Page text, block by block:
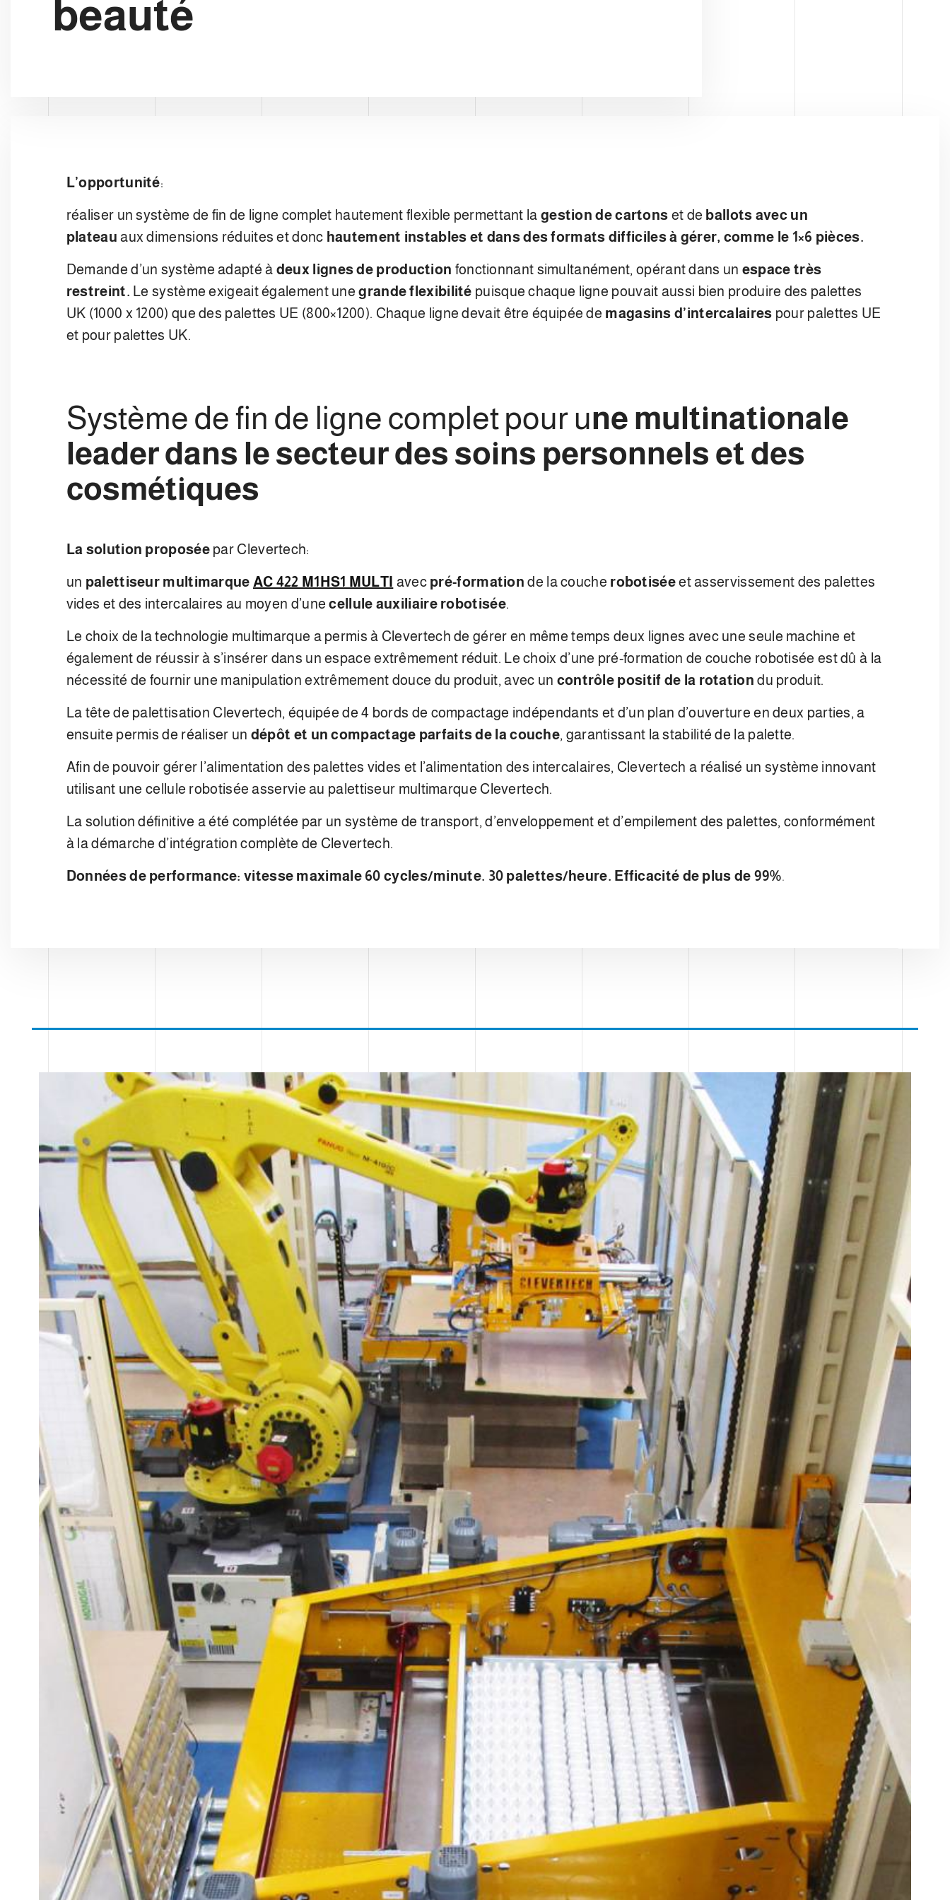
beauté
L’opportunité:
réaliser un système de fin de ligne complet hautement flexible permettant la gestion de cartons et de ballots avec un
plateauaux dimensions réduites et donc hautement instables et dans des formats difficiles à gérer, comme le 1×6 pièces.
Demande d’un système adapté à deux lignes de production fonctionnant simultanément, opérant dans un espace très
restreint. Le système exigeait également unegrande flexibilité puisque chaque ligne pouvait aussi bien produire des palettes
UK (1000 x 1200) que des palettes UE (800×1200). Chaque ligne devait être équipée de magasins d’intercalaires pour palettes UE
et pour palettes UK.
Système de fin de ligne complet pour une multinationale
leader dans le secteur des soins personnels et des
cosmétiques
La solution proposée par Clevertech:
un palettiseur multimarque AC 422 M1HS1 MULTI avec pré-formationde la couche robotiséeet asservissement des palettes
vides et des intercalaires au moyen d’unecellule auxiliaire robotisée.
Le choix de la technologie multimarque a permis à Clevertech de gérer en même temps deux lignes avec une seule machine et
également de réussir à s’insérer dans un espace extrêmement réduit. Le choix d’une pré-formation de couche robotisée est dû à la
nécessité de fournir une manipulation extrêmement douce du produit, avec un contrôle positif de la rotationdu produit.
La tête de palettisation Clevertech, équipée de 4 bords de compactage indépendants et d’un plan d’ouverture en deux parties, a
ensuite permis de réaliser un dépôt et un compactage parfaits de la couche, garantissant la stabilité de la palette.
Afin de pouvoir gérer l’alimentation des palettes vides et l’alimentation des intercalaires, Clevertech a réalisé un système innovant
utilisant une cellule robotisée asservie au palettiseur multimarque Clevertech.
La solution définitive a été complétée par un système de transport, d’enveloppement et d’empilement des palettes, conformément
à la démarche d’intégration complète de Clevertech.
Données de performance: vitesse maximale 60 cycles/minute. 30 palettes/heure. Efficacité de plus de 99%.